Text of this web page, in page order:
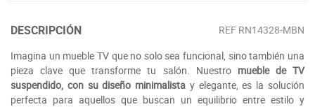
DESCRIPCIÓN REF RN14328-MBN
Imagina un mueble TV que no solo sea funcional, sino también una
pieza clave que transforme tu salón. Nuestro mueble de TV
suspendido, con su diseño minimalista y elegante, es la solución
perfecta para aquellos que buscan un equilibrio entre estilo y